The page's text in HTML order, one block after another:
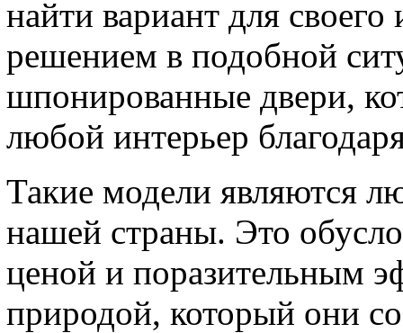
найти вариант для
решением в подобной
шпонированные двери,
любой интерьер
Такие модели являются
нашей страны. Это
ценой и поразительным
природой, который они